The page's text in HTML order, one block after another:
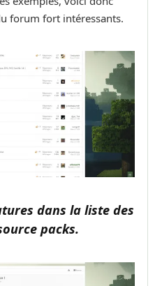
forum fort intéressants.
dans la liste des
packs.